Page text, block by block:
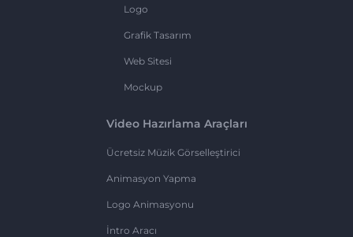
Logo
Grafik Tasarım
Web Sitesi
Mockup
Video Hazırlama Araçları
Ücretsiz Müzik Görselleştirici
Animasyon Yapma
Logo Animasyonu
İntro Aracı